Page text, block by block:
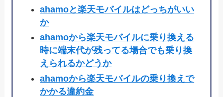
ahamoと楽天モバイルはどっちがいい
か
ahamoから楽天モバイルに乗り換える
時に端末代が残ってる場合でも乗り換
えられるかどうか
ahamoから楽天モバイルの乗り換えで
かかる違約金